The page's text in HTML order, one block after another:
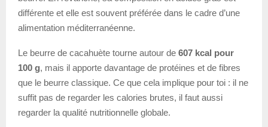
différente et elle est souvent préférée dans le cadre d’une
alimentation méditerranéenne.
Le beurre de cacahuète tourne autour de 607 kcal pour
100 g, mais il apporte davantage de protéines et de fibres
que le beurre classique. Ce que cela implique pour toi : il ne
suffit pas de regarder les calories brutes, il faut aussi
regarder la qualité nutritionnelle globale.